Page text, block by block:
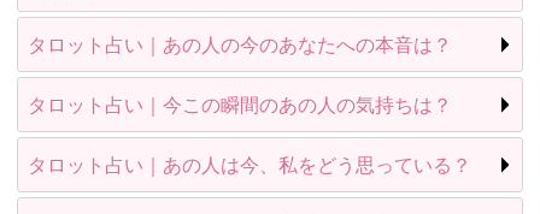
タロット占い｜あの人の今のあなたへの本音は？
タロット占い｜今この瞬間のあの人の気持ちは？
タロット占い｜あの人は今、私をどう思っている？